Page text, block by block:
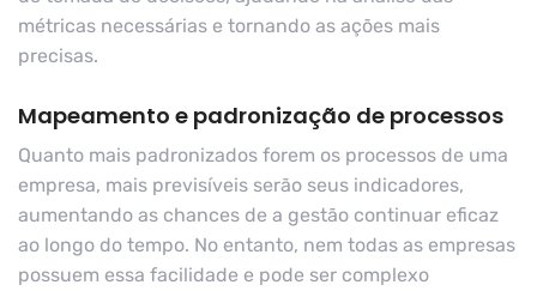
métricas necessárias e tornando as ações mais
precisas.
Mapeamento e padronização de processos
Quanto mais padronizados forem os processos de uma
empresa, mais previsíveis serão seus indicadores,
aumentando as chances de a gestão continuar eficaz
ao longo do tempo. No entanto, nem todas as empresas
possuem essa facilidade e pode ser complexo